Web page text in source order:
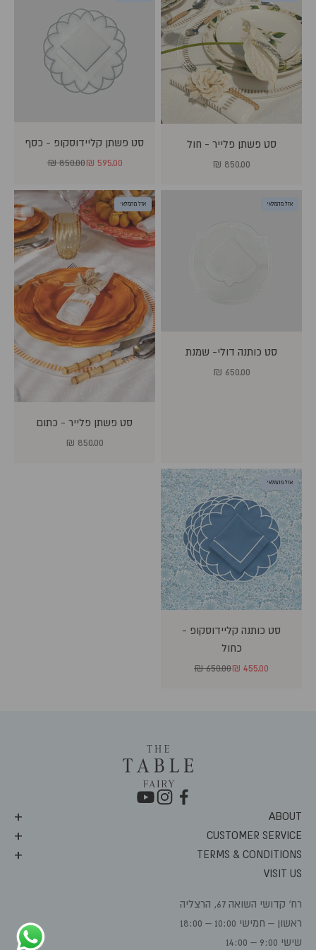
סט פשתן פלייר - חול
מחיר מבצע
850.00 ₪
סט פשתן קליידוסקופ - כסף
מחיר מבצע
595.00 ₪ מחיר רגיל
850.00 ₪
אזל מהמלאי
סט כותנה דולי- שמנת
מחיר מבצע
650.00 ₪
אזל מהמלאי
סט פשתן פלייר - כתום
מחיר מבצע
850.00 ₪
אזל מהמלאי
סט כותנה קליידוסקופ -
כחול
מחיר מבצע
455.00 ₪ מחיר רגיל
650.00 ₪
ABOUT
CUSTOMER SERVICE
TERMS & CONDITIONS
VISIT US
רח' קדושי השואה 67, הרצליה
ראשון – חמישי 10:00 – 18:00
שישי 9:00 – 14:00